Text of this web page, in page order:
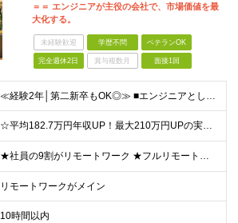
＝＝ エンジニアが主役の会社で、市場価値を最
大化する。
未経験歓迎 学歴不問 ベテランOK
完全週休2日 賞与複数月 面接1回
≪経験2年│第二新卒もOK◎≫ ■エンジニアとして実務経験をお持ちの方（2年以上） ■学歴不問 ＼意欲重視の採用です／ 「経歴に自信がない」という方も、 "今後挑戦したいこと""スキルアップしたいこ
☆平均182.7万円年収UP！最大210万円UPの実績もあり ☆スキルにより月給100万円スタートも可能◎ 月給40万円～100万円＋決算賞与＋各種手当 ～給与イメージ～ ■経験2年以上…月給40
★社員の9割がリモートワーク ★フルリモート案件もあり ★地方からの応募も歓迎！／転居を伴う転勤なし 東京23区を中心としたプロジェクト先での勤務です。 ～～～～～～～～～～～ 【東京⇒地方へUタ
リモートワークがメイン
10時間以内